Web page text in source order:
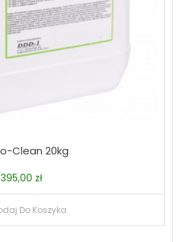
Clean 20kg
395,00 zł
Do Koszyka